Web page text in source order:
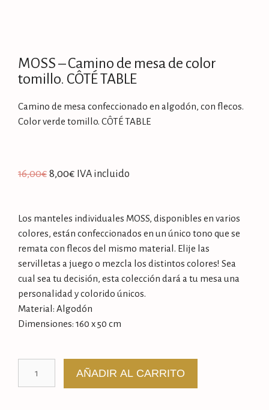
MOSS – Camino de mesa de color
tomillo. CÔTÉ TABLE
Camino de mesa confeccionado en algodón, con flecos.
Color verde tomillo. CÔTÉ TABLE
16,00€ 8,00€ IVA incluido
Los manteles individuales MOSS, disponibles en varios
colores, están confeccionados en un único tono que se
remata con flecos del mismo material. Elije las
servilletas a juego o mezcla los distintos colores! Sea
cual sea tu decisión, esta colección dará a tu mesa una
personalidad y colorido únicos.
Material: Algodón
Dimensiones: 160 x 50 cm
AÑADIR AL CARRITO